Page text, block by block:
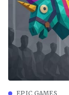
EPIC GAMES